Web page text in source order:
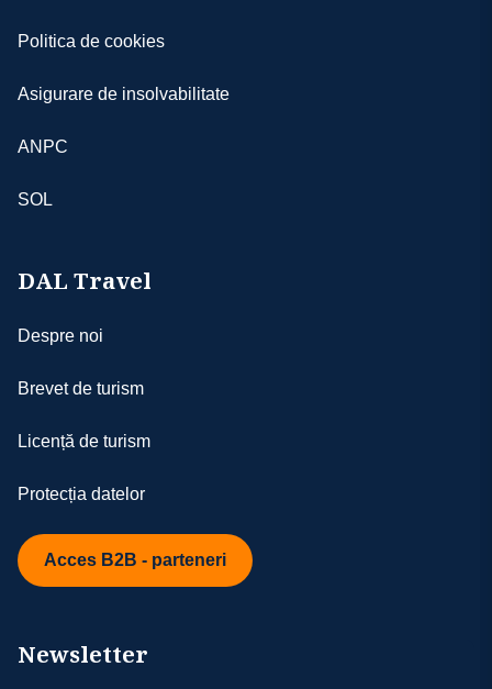
Politica de cookies
Asigurare de insolvabilitate
ANPC
SOL
DAL Travel
Despre noi
Brevet de turism
Licență de turism
Protecția datelor
Acces B2B - parteneri
Newsletter